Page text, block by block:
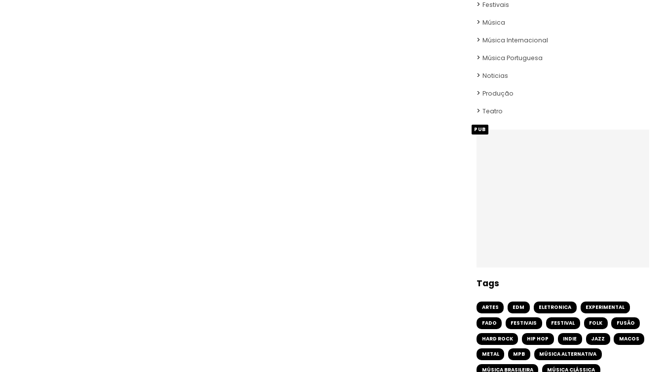
Festivais
Música
Música Internacional
Música Portuguesa
Noticias
Produção
Teatro
PUB
Tags
ARTES EDM ELETRONICA EXPERIMENTAL
FADO FESTIVAIS FESTIVAL FOLK FUSÃO
HARD ROCK HIP HOP INDIE JAZZ MACOS
METAL MPB MÚSICA ALTERNATIVA
MÚSICA BRASILEIRA MÚSICA CLÁSSICA